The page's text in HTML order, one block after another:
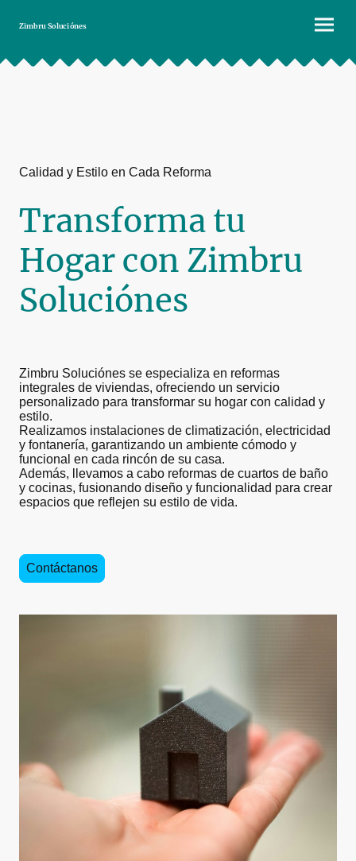
Zimbru Soluciónes
Calidad y Estilo en Cada Reforma
Transforma tu
Hogar con Zimbru
Soluciónes
Zimbru Soluciónes se especializa en reformas
integrales de viviendas, ofreciendo un servicio
personalizado para transformar su hogar con calidad y
estilo.
Realizamos instalaciones de climatización, electricidad
y fontanería, garantizando un ambiente cómodo y
funcional en cada rincón de su casa.
Además, llevamos a cabo reformas de cuartos de baño
y cocinas, fusionando diseño y funcionalidad para crear
espacios que reflejen su estilo de vida.
Contáctanos